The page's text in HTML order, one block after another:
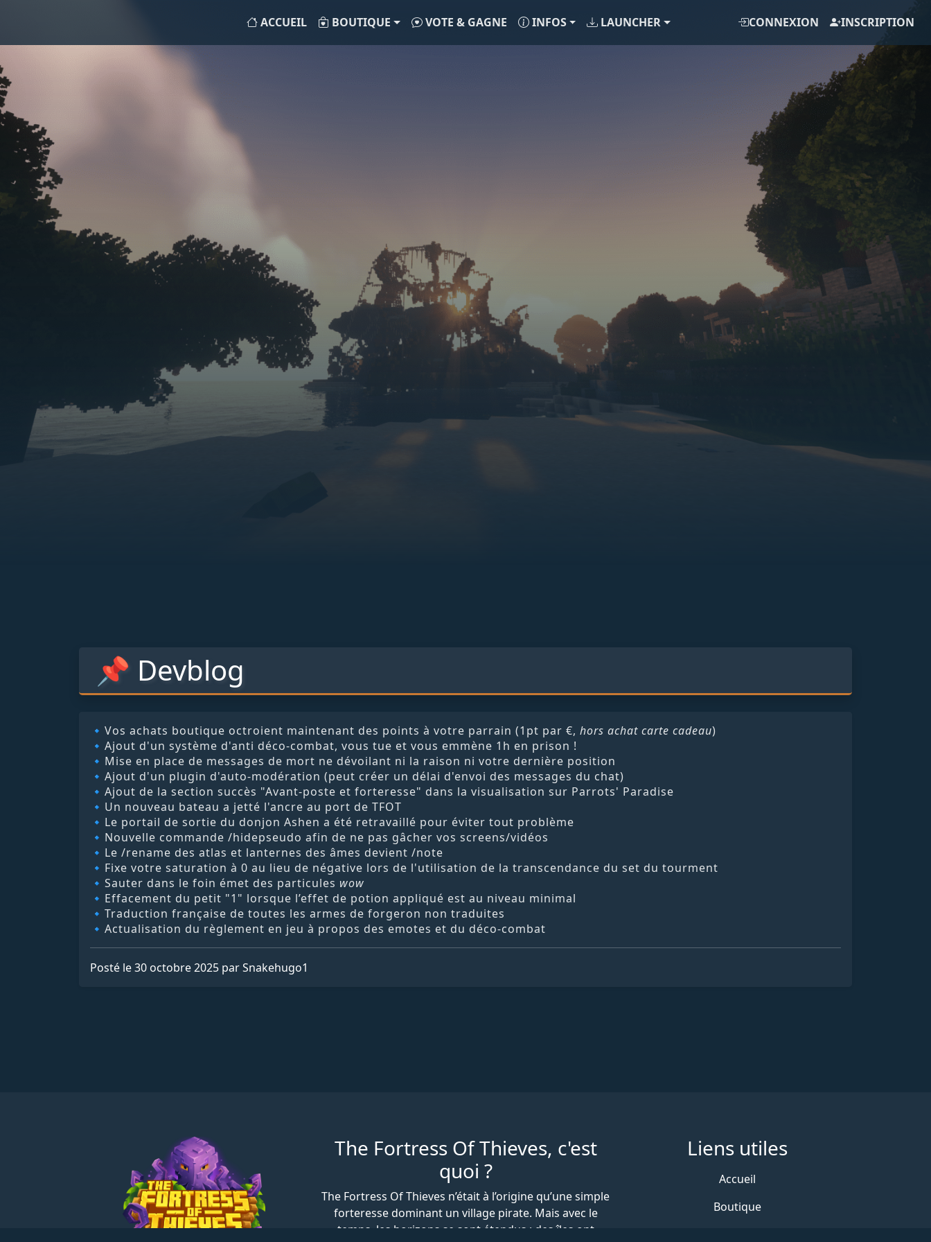
ACCUEIL BOUTIQUE VOTE & GAGNE INFOS LAUNCHER CONNEXION INSCRIPTION
📌 Devblog
🔹Vos achats boutique octroient maintenant des points à votre parrain (1pt par €, hors achat carte cadeau)
🔹Ajout d'un système d'anti déco-combat, vous tue et vous emmène 1h en prison !
🔹Mise en place de messages de mort ne dévoilant ni la raison ni votre dernière position
🔹Ajout d'un plugin d'auto-modération (peut créer un délai d'envoi des messages du chat)
🔹Ajout de la section succès "Avant-poste et forteresse" dans la visualisation sur Parrots' Paradise
🔹Un nouveau bateau a jetté l'ancre au port de TFOT
🔹Le portail de sortie du donjon Ashen a été retravaillé pour éviter tout problème
🔹Nouvelle commande /hidepseudo afin de ne pas gâcher vos screens/vidéos
🔹Le /rename des atlas et lanternes des âmes devient /note
🔹Fixe votre saturation à 0 au lieu de négative lors de l'utilisation de la transcendance du set du tourment
🔹Sauter dans le foin émet des particules wow
🔹Effacement du petit "1" lorsque l’effet de potion appliqué est au niveau minimal
🔹Traduction française de toutes les armes de forgeron non traduites
🔹Actualisation du règlement en jeu à propos des emotes et du déco-combat
Posté le 30 octobre 2025 par Snakehugo1
The Fortress Of Thieves, c'est
quoi ?
The Fortress Of Thieves n’était à l’origine qu’une simple
forteresse dominant un village pirate. Mais avec le
temps, les horizons se sont étendus : des îles ont
Liens utiles
Accueil
Boutique